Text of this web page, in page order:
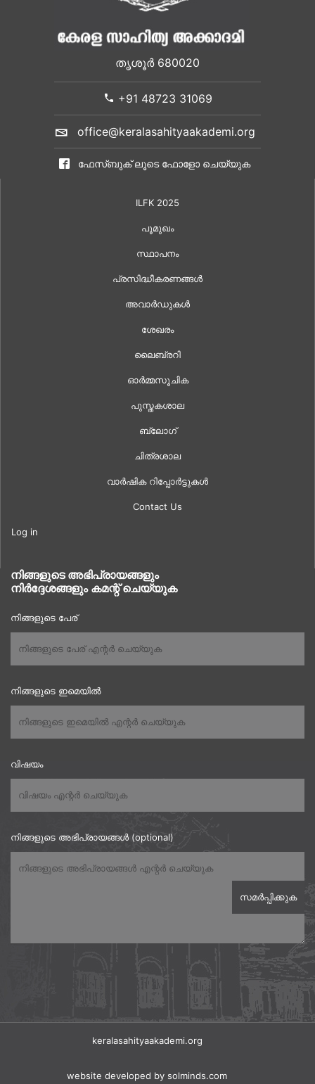
തൃശൂർ 680020
+91 48723 31069
office@keralasahityaakademi.org
ഫേസ്ബുക് ലൂടെ ഫോളോ ചെയ്യുക
ILFK 2025
പൂമുഖം
സ്ഥാപനം
പ്രസിദ്ധീകരണങ്ങൾ
അവാർഡുകൾ
ശേഖരം
ലൈബ്രറി
ഓർമ്മസൂചിക
പുസ്തകശാല
ബ്ലോഗ്
ചിത്രശാല
വാർഷിക റിപ്പോർട്ടുകൾ
Contact Us
Log in
നിങ്ങളുടെ അഭിപ്രായങ്ങളും
നിർദ്ദേശങ്ങളും കമന്റ് ചെയ്യുക
നിങ്ങളുടെ പേര്
നിങ്ങളുടെ ഇമെയിൽ
വിഷയം
നിങ്ങളുടെ അഭിപ്രായങ്ങൾ (optional)
keralasahityaakademi.org
website developed by solminds.com